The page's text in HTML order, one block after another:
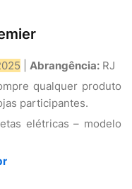
Abrangência: RJ
qualquer produto
participantes.
elétricas – modelo